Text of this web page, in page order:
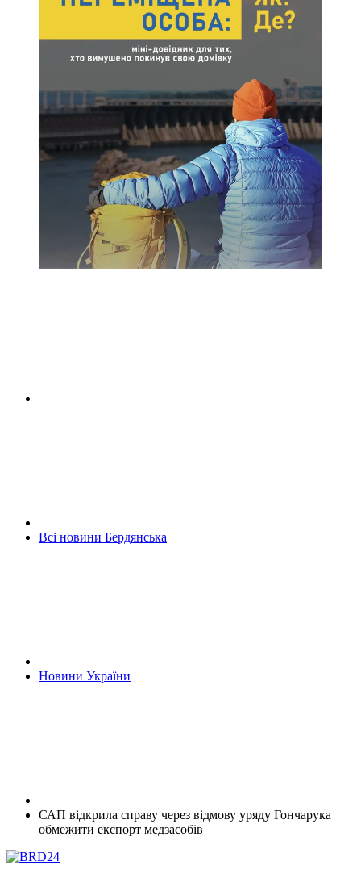
Всі новини Бердянська
Новини України
САП відкрила справу через відмову уряду Гончарука
обмежити експорт медзасобів